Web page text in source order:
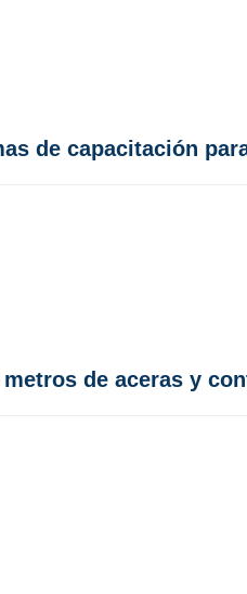
de capacitación
de aceras y